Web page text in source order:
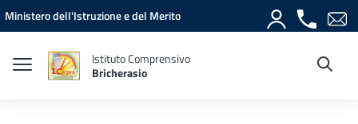
Vai ai contenuti
Vai al menu di navigazione
Vai al footer
Ministero dell'Istruzione e del Merito
Istituto Comprensivo
Bricherasio